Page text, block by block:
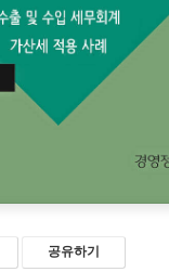
공유하기